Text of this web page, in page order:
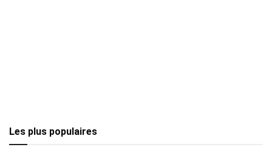
Les plus populaires